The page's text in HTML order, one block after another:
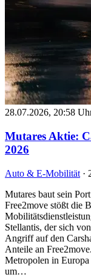
28.07.2026, 20:58
Mutares Aktie:
2026
Auto & E-Mobilität ·
Mutares baut sein
Free2move stößt die
Stellantis, der sich
Angriff auf den
Anteile an
Metropolen in
um…